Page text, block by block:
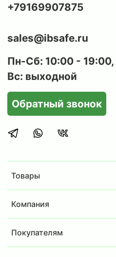
Товары
Компания
Покупателям
+79169907875
sales@ibsafe.ru
Пн-Сб: 10:00 - 19:00,
Вс: выходной
Обратный звонок